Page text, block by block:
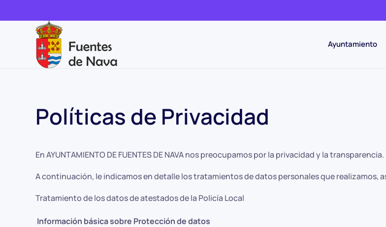
Ayuntamiento
Políticas de Privacidad
En AYUNTAMIENTO DE FUENTES DE NAVA nos preocupamos por la privacidad y la transparencia.
A continuación, le indicamos en detalle los tratamientos de datos personales que realizamos,
Tratamiento de los datos de atestados de la Policía Local
Información básica sobre Protección de datos